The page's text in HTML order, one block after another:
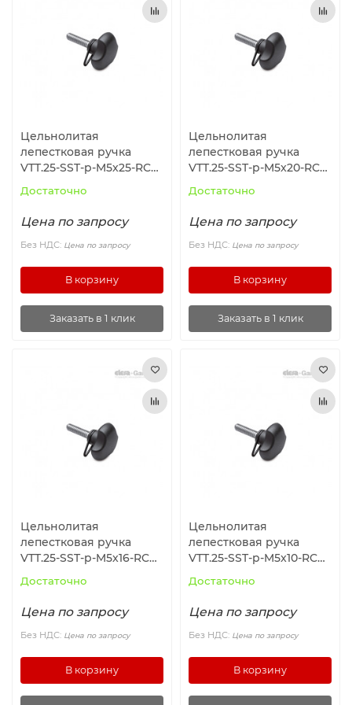
Магниты удерживающие
Компоненты линейного движения
Вакуумные компоненты
Цельнолитая
лепестковая ручка
VTT.25-SST-p-M5x25-RC
Достаточно
Цена по запросу
Без НДС: Цена по запросу
В корзину
Заказать в 1 клик
Цельнолитая
лепестковая ручка
VTT.25-SST-p-M5x20-RC
Достаточно
Цена по запросу
Без НДС: Цена по запросу
В корзину
Заказать в 1 клик
Цельнолитая
лепестковая ручка
VTT.25-SST-p-M5x16-RC
Достаточно
Цена по запросу
Без НДС: Цена по запросу
В корзину
Цельнолитая
лепестковая ручка
VTT.25-SST-p-M5x10-RC
Достаточно
Цена по запросу
Без НДС: Цена по запросу
В корзину